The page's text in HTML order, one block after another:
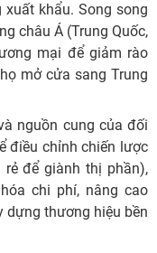
khẩu. Song song
châu Á (Trung Quốc,
mại để giảm rào
mở cửa sang Trung
nguồn cung của đối
điều chỉnh chiến lược
để giành thị phần),
chi phí, nâng cao
dựng thương hiệu bền